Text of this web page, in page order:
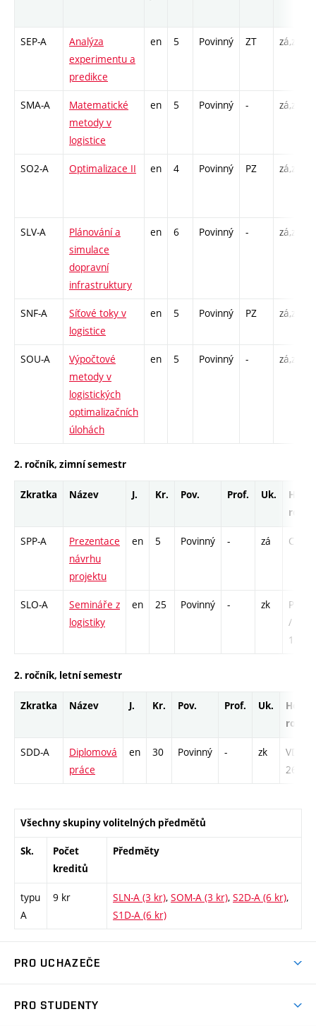
SEP-A
Analýza
experimentu a
predikce
en 5 Povinný ZT zá,zk
SMA-A
Matematické
metody v
logistice
en 5 Povinný - zá,zk
SO2-A Optimalizace II en 4 Povinný PZ zá,zk
SLV-A
Plánování a
simulace
dopravní
infrastruktury
en 6 Povinný - zá,zk
SNF-A
Síťové toky v
logistice
en 5 Povinný PZ zá,zk
SOU-A
Výpočtové
metody v
logistických
optimalizačních
úlohách
en 5 Povinný - zá,zk
2. ročník, zimní semestr
Zkratka Název J. Kr. Pov. Prof. Uk.
Hod.
SPP-A
Prezentace
návrhu
projektu
en 5 Povinný - zá C1 -
SLO-A
Semináře z
logistiky
en 25 Povinný - zk
P -
/ C1 -
130
2. ročník, letní semestr
Zkratka Název J. Kr. Pov. Prof. Uk.
Hod.
SDD-A
Diplomová
práce
en 30 Povinný - zk
VD -
260
Všechny skupiny volitelných předmětů
Sk.
Počet
kreditů
Předměty
typu
A
9 kr SLN-A (3 kr), SOM-A (3 kr), S2D-A (6 kr),
S1D-A (6 kr)
PRO UCHAZEČE
PRO STUDENTY